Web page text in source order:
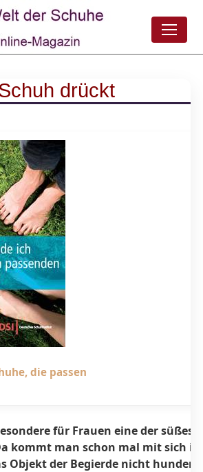
drückt
die passen
für Frauen eine der
kommt man schon mal mit sich
Objekt der Begierde nicht